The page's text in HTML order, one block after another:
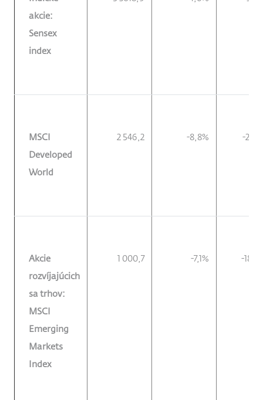
akcie:
Sensex
index
MSCI
Developed
World
2 546,2 -8,8% -
Akcie
rozvíjajúcich
sa trhov:
MSCI
Emerging
Markets
Index
1 000,7 -7,1% -